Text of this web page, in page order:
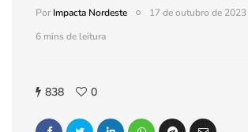
PorImpacta Nordeste
17 de outubro de 2023
6 mins de leitura
838 0